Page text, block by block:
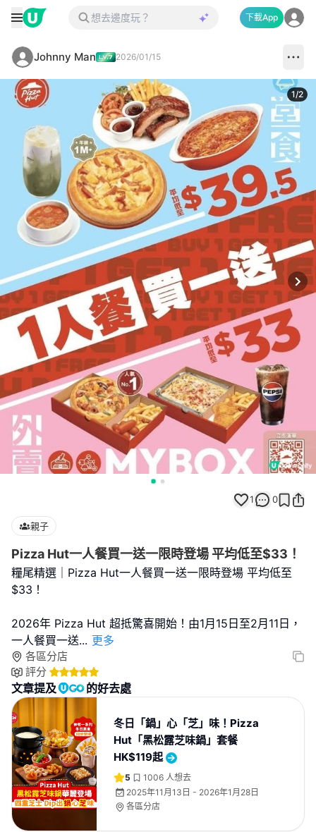
下載App
Johnny Man 2026/01/15
1/2
1 0
親子
Pizza Hut一人餐買一送一限時登場 平均低至$33！
糧尾精選｜Pizza Hut一人餐買一送一限時登場 平均低至
$33！
2026年 Pizza Hut 超抵驚喜開始！由1月15日至2月11日，
一人餐買一送... 更多
各區分店
評分
文章提及 的好去處
冬日「鍋」心「芝」味！Pizza
Hut「黑松露芝味鍋」套餐
HK$119起
5 1006 人想去
2025年11月13日 - 2026年1月28日
各區分店